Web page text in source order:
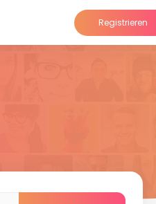
Registrieren